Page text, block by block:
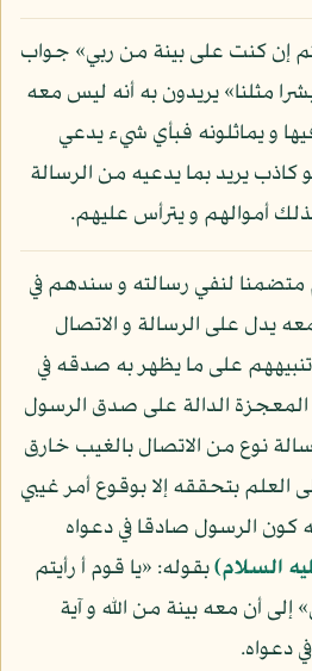
إن كنت على بينة من ربي» جواب
مثلنا» يريدون به أنه ليس معه
و يماثلونه فبأي شيء يدعي
يريد بما يدعيه من الرسالة
أموالهم و يترأس عليهم.
متضمنا لنفي رسالته و سندهم في
يدل على الرسالة و الاتصال
على ما يظهر به صدقه في
المعجزة الدالة على صدق الرسول
نوع من الاتصال بالغيب خارق
العلم بتحققه إلا بوقوع أمر غيبي
كون الرسول صادقا في دعواه
السلام)بقوله: «يا قوم أ رأيتم
أن معه بينة من الله و آية
دعواه.